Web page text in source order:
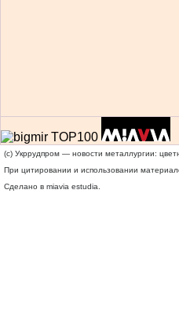
(c) Укррудпром — новости металлургии:
При цитировании и использовании
Сделано в miavia estudia.